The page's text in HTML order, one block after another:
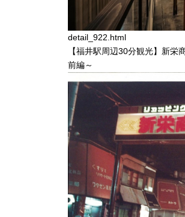
detail_922.html
【福井駅周辺30分観光】新栄
前編～